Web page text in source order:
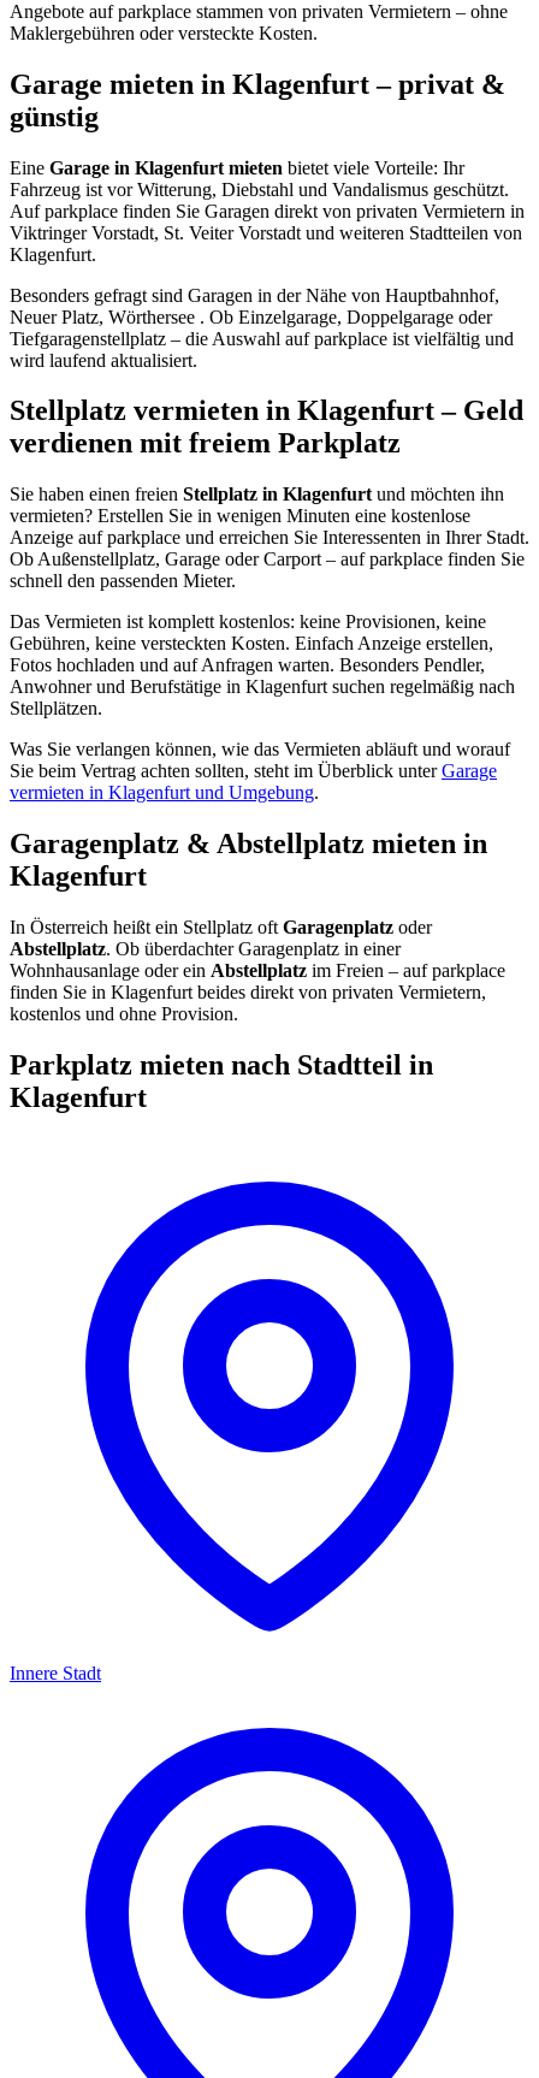
Angebote auf parkplace stammen von privaten Vermietern – ohne
Maklergebühren oder versteckte Kosten.
Garage mieten in Klagenfurt – privat &
günstig
Eine Garage in Klagenfurt mieten bietet viele Vorteile: Ihr
Fahrzeug ist vor Witterung, Diebstahl und Vandalismus geschützt.
Auf parkplace finden Sie Garagen direkt von privaten Vermietern in
Viktringer Vorstadt, St. Veiter Vorstadt und weiteren Stadtteilen von
Klagenfurt.
Besonders gefragt sind Garagen in der Nähe von Hauptbahnhof,
Neuer Platz, Wörthersee . Ob Einzelgarage, Doppelgarage oder
Tiefgaragenstellplatz – die Auswahl auf parkplace ist vielfältig und
wird laufend aktualisiert.
Stellplatz vermieten in Klagenfurt – Geld
verdienen mit freiem Parkplatz
Sie haben einen freien Stellplatz in Klagenfurt und möchten ihn
vermieten? Erstellen Sie in wenigen Minuten eine kostenlose
Anzeige auf parkplace und erreichen Sie Interessenten in Ihrer Stadt.
Ob Außenstellplatz, Garage oder Carport – auf parkplace finden Sie
schnell den passenden Mieter.
Das Vermieten ist komplett kostenlos: keine Provisionen, keine
Gebühren, keine versteckten Kosten. Einfach Anzeige erstellen,
Fotos hochladen und auf Anfragen warten. Besonders Pendler,
Anwohner und Berufstätige in Klagenfurt suchen regelmäßig nach
Stellplätzen.
Was Sie verlangen können, wie das Vermieten abläuft und worauf
Sie beim Vertrag achten sollten, steht im Überblick unterGarage
vermieten in Klagenfurt und Umgebung.
Garagenplatz & Abstellplatz mieten in
Klagenfurt
In Österreich heißt ein Stellplatz oft Garagenplatz oder
Abstellplatz. Ob überdachter Garagenplatz in einer
Wohnhausanlage oder ein Abstellplatz im Freien – auf parkplace
finden Sie in Klagenfurt beides direkt von privaten Vermietern,
kostenlos und ohne Provision.
Parkplatz mieten nach Stadtteil in
Klagenfurt
Innere Stadt